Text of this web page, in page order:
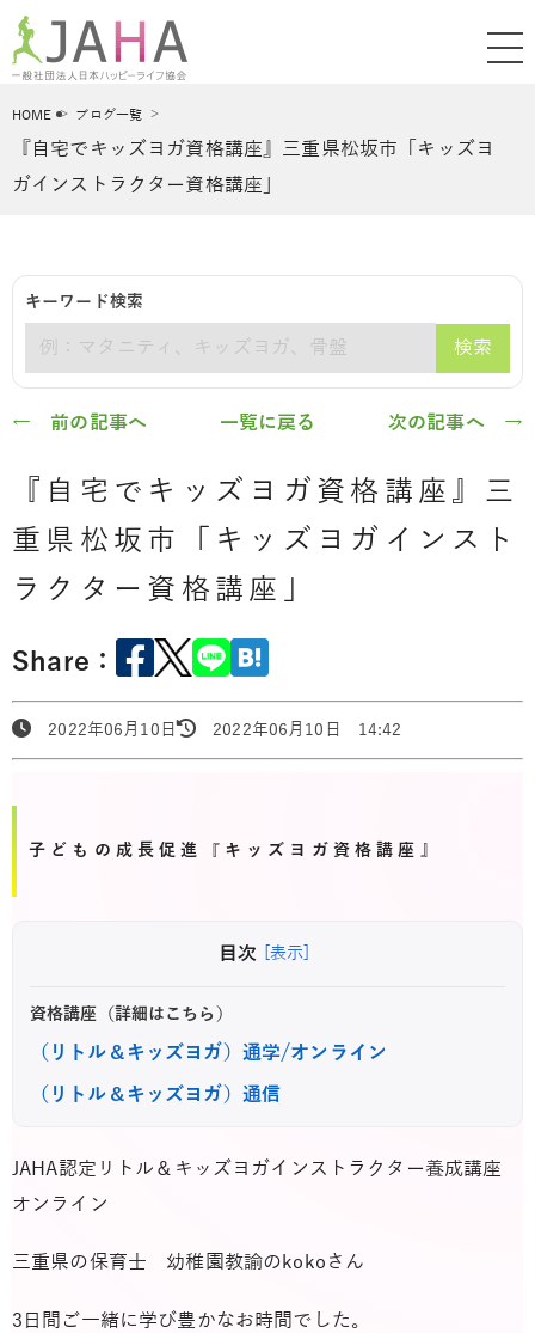
HOME ブログ一覧
『自宅でキッズヨガ資格講座』三重県松坂市「キッズヨ
ガインストラクター資格講座」
キーワード検索
検索
← 前の記事へ 一覧に戻る 次の記事へ →
『自宅でキッズヨガ資格講座』三
重県松坂市「キッズヨガインスト
ラクター資格講座」
Share：
2022年06月10日 2022年06月10日 14:42
子どもの成長促進『キッズヨガ資格講座』
目次 [表示]
資格講座（詳細はこちら）
（リトル＆キッズヨガ）通学/オンライン
（リトル＆キッズヨガ）通信
JAHA認定リトル＆キッズヨガインストラクター養成講座
オンライン
三重県の保育士 幼稚園教諭のkokoさん
3日間ご一緒に学び豊かなお時間でした。